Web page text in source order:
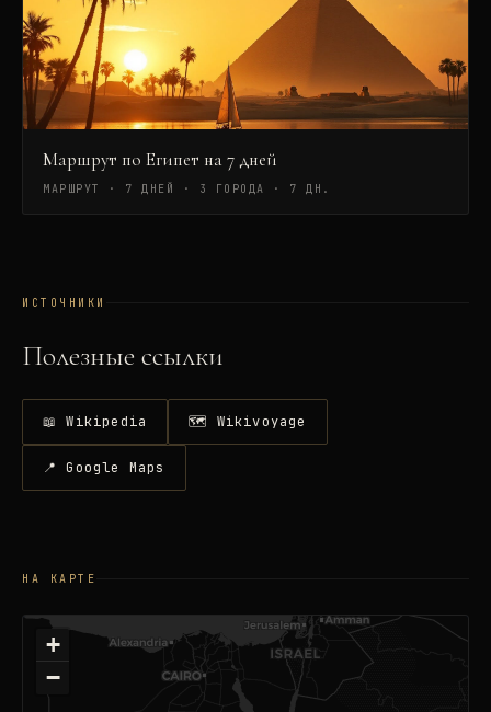
Маршрут по Египет на 7 дней
МАРШРУТ · 7 ДНЕЙ · 3 ГОРОДА · 7 ДН.
ИСТОЧНИКИ
Полезные ссылки
📖 Wikipedia 🗺 Wikivoyage
📍 Google Maps
НА КАРТЕ
+
−